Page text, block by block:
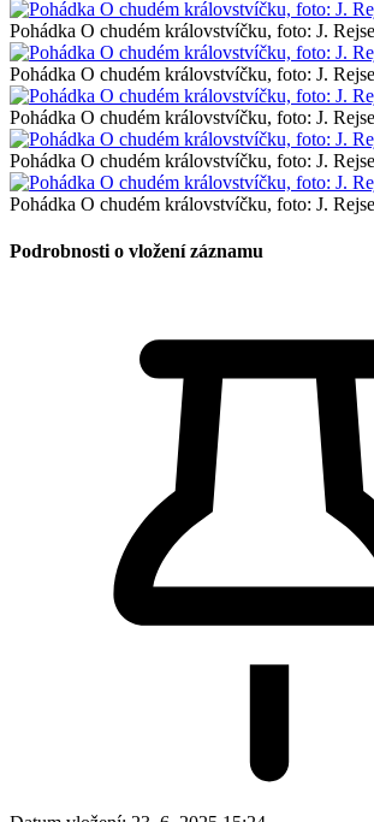
Pohádka O chudém královstvíčku, foto: J.
Pohádka O chudém královstvíčku, foto: J.
Pohádka O chudém královstvíčku, foto: J.
Pohádka O chudém královstvíčku, foto: J.
Pohádka O chudém královstvíčku, foto: J.
Podrobnosti o vložení záznamu